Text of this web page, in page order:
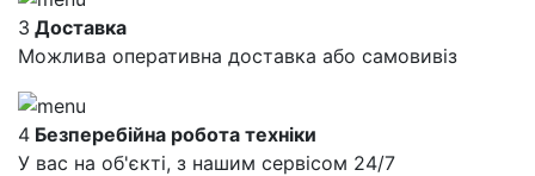
3 Доставка
Можлива оперативна доставка або самовивіз
4 Безперебійна робота техніки
У вас на об'єкті, з нашим сервісом 24/7